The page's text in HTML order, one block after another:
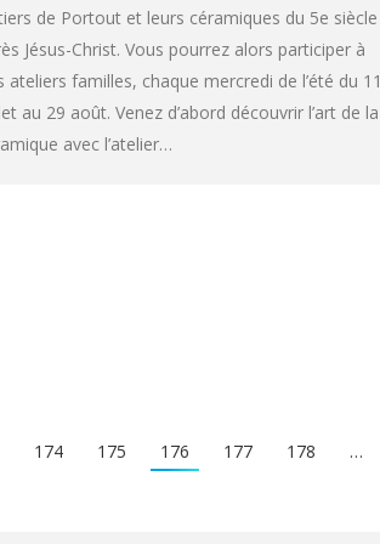
de Portout et leurs céramiques du 5e siècle
Jésus-Christ. Vous pourrez alors participer à
ateliers familles, chaque mercredi de l’été du 11
au 29 août. Venez d’abord découvrir l’art de la
avec l’atelier…
174 175 176 177 178 …